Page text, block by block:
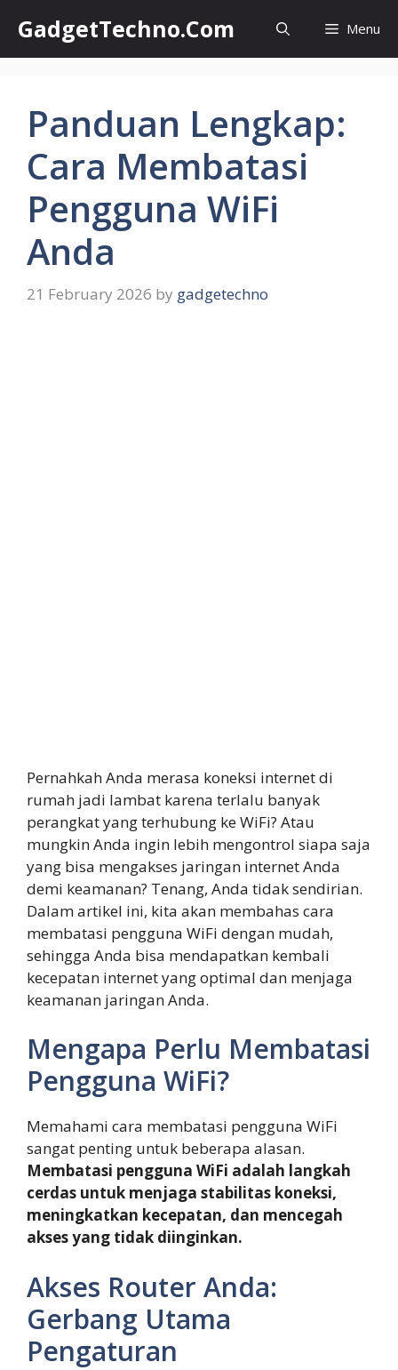
content
GadgetTechno.Com Menu
Panduan Lengkap:
Cara Membatasi
Pengguna WiFi
Anda
21 February 2026 by gadgetechno
Pernahkah Anda merasa koneksi internet di
rumah jadi lambat karena terlalu banyak
perangkat yang terhubung ke WiFi? Atau
mungkin Anda ingin lebih mengontrol siapa saja
yang bisa mengakses jaringan internet Anda
demi keamanan? Tenang, Anda tidak sendirian.
Dalam artikel ini, kita akan membahas cara
membatasi pengguna WiFi dengan mudah,
sehingga Anda bisa mendapatkan kembali
kecepatan internet yang optimal dan menjaga
keamanan jaringan Anda.
Mengapa Perlu Membatasi
Pengguna WiFi?
Memahami cara membatasi pengguna WiFi
sangat penting untuk beberapa alasan.
Membatasi pengguna WiFi adalah langkah
cerdas untuk menjaga stabilitas koneksi,
meningkatkan kecepatan, dan mencegah
akses yang tidak diinginkan.
Akses Router Anda:
Gerbang Utama
Pengaturan